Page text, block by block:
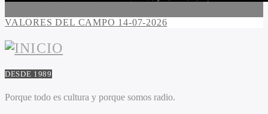
VALORES DEL CAMPO 14-07-2026
DESDE 1989
Porque todo es cultura y porque somos radio.